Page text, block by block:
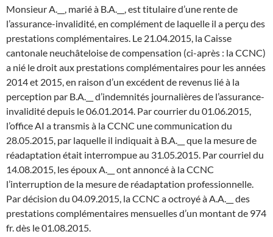
Monsieur A.__, marié à B.A.__, est titulaire d’une rente de
l’assurance-invalidité, en complément de laquelle il a perçu des
prestations complémentaires. Le 21.04.2015, la Caisse
cantonale neuchâteloise de compensation (ci-après : la CCNC)
a nié le droit aux prestations complémentaires pour les années
2014 et 2015, en raison d’un excédent de revenus lié à la
perception par B.A.__ d’indemnités journalières de l’assurance-
invalidité depuis le 06.01.2014. Par courrier du 01.06.2015,
l’office AI a transmis à la CCNC une communication du
28.05.2015, par laquelle il indiquait à B.A.__ que la mesure de
réadaptation était interrompue au 31.05.2015. Par courriel du
14.08.2015, les époux A.__ ont annoncé à la CCNC
l’interruption de la mesure de réadaptation professionnelle.
Par décision du 04.09.2015, la CCNC a octroyé à A.A.__ des
prestations complémentaires mensuelles d’un montant de 974
fr. dès le 01.08.2015.